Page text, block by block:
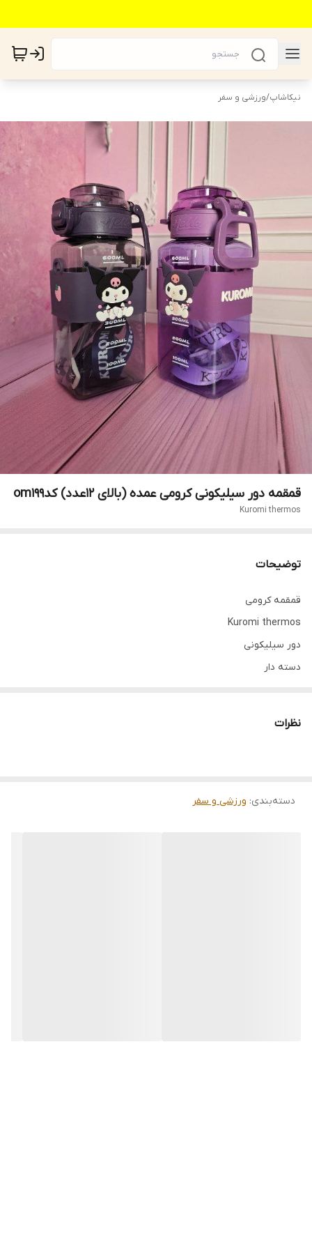
نیکاشاپ/ورزشی و سفر
قمقمه دور سیلیکونی کرومی عمده (بالای ۱۲عدد) کدom199
Kuromi thermos
توضیحات
قمقمه کرومی
Kuromi thermos
دور سیلیکونی
دسته دار
نظرات
دسته‌بندی: ورزشی و سفر